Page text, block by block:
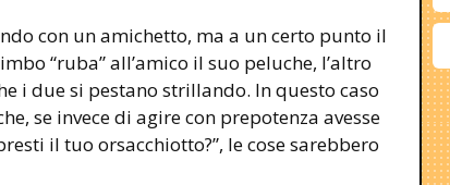
con un amichetto, ma a un certo punto il
“ruba” all’amico il suo peluche, l’altro
i due si pestano strillando. In questo caso
se invece di agire con prepotenza avesse
il tuo orsacchiotto?”, le cose sarebbero